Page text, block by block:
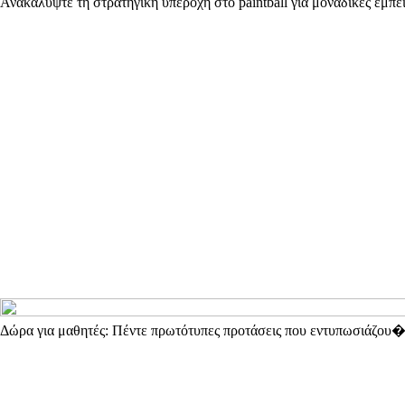
Δώρα για μαθητές: Πέντε πρωτότυπες προτάσεις που εντυπωσιάζου�